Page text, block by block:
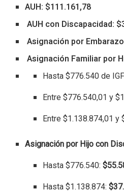
AUH: $111.161,78
AUH con Discapacidad:
Asignación por
Asignación Familiar por
Hasta $776.540 de
Entre $776.540,01 y
Entre $1.138.874,01 y
Asignación por Hijo con
Hasta $776.540:
Hasta $1.138.874: